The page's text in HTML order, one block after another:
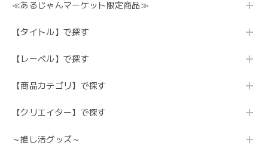
≪あるじゃんマーケット限定商品≫
【タイトル】で探す
【レーベル】で探す
【商品カテゴリ】で探す
【クリエイター】で探す
～推し活グッズ～